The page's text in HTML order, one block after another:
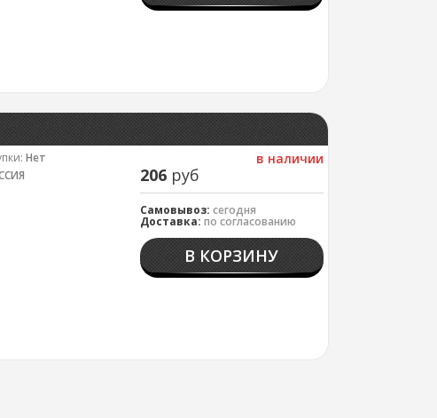
в наличии
206 руб
Самовывоз: сегодня
Доставка: по согласованию
В КОРЗИНУ
Нет